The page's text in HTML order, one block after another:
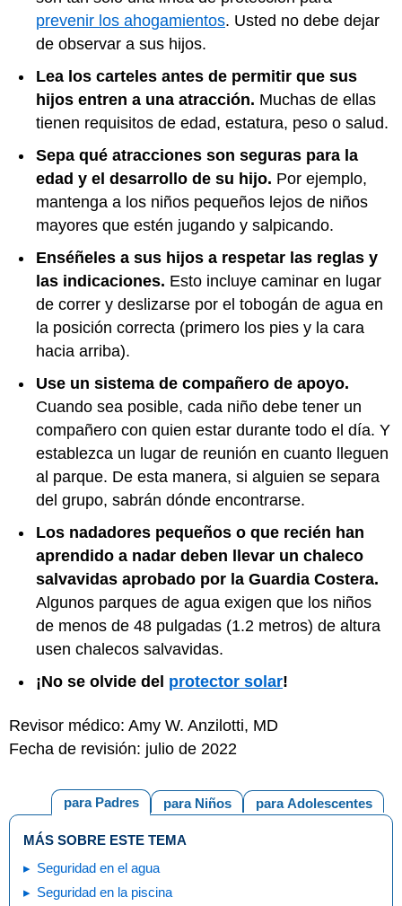
prevenir los ahogamientos. Usted no debe dejar
de observar a sus hijos.
Lea los carteles antes de permitir que sus
hijos entren a una atracción. Muchas de ellas
tienen requisitos de edad, estatura, peso o salud.
Sepa qué atracciones son seguras para la
edad y el desarrollo de su hijo. Por ejemplo,
mantenga a los niños pequeños lejos de niños
mayores que estén jugando y salpicando.
Enséñeles a sus hijos a respetar las reglas y
las indicaciones. Esto incluye caminar en lugar
de correr y deslizarse por el tobogán de agua en
la posición correcta (primero los pies y la cara
hacia arriba).
Use un sistema de compañero de apoyo.
Cuando sea posible, cada niño debe tener un
compañero con quien estar durante todo el día. Y
establezca un lugar de reunión en cuanto lleguen
al parque. De esta manera, si alguien se separa
del grupo, sabrán dónde encontrarse.
Los nadadores pequeños o que recién han
aprendido a nadar deben llevar un chaleco
salvavidas aprobado por la Guardia Costera.
Algunos parques de agua exigen que los niños
de menos de 48 pulgadas (1.2 metros) de altura
usen chalecos salvavidas.
¡No se olvide del protector solar!
Revisor médico: Amy W. Anzilotti, MD
Fecha de revisión: julio de 2022
para Adolescentes
para Niños
para Padres
MÁS SOBRE ESTE TEMA
Seguridad en el agua
Seguridad en la piscina